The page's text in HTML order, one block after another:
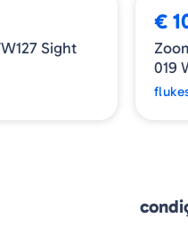
Sight
€
019